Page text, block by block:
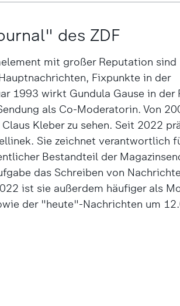
des ZDF
mit großer Reputation sind
Fixpunkte in der
1993 wirkt Gundula Gause in der
als Co-Moderatorin. Von
Kleber zu sehen. Seit 2022
Sie zeichnet verantwortlich
Bestandteil der
das Schreiben von
ist sie außerdem häufiger als
der "heute"-Nachrichten um